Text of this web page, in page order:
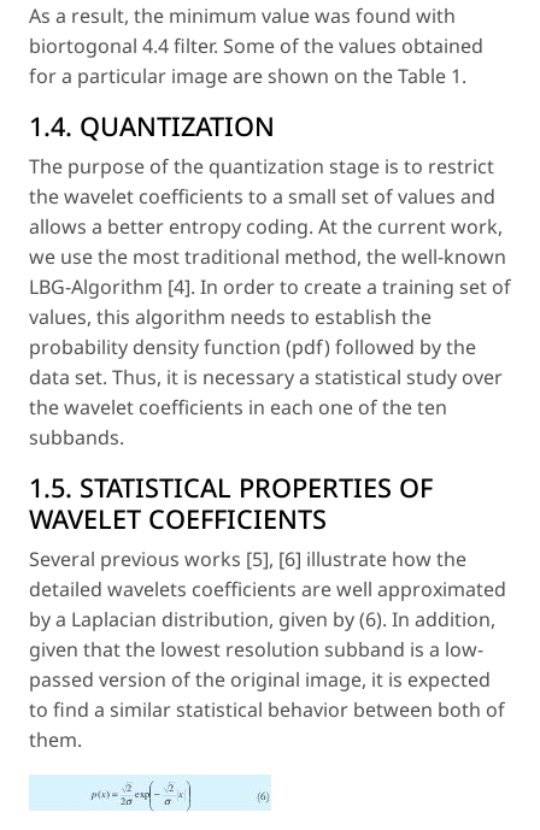
As a result, the minimum value was found with
biortogonal 4.4 filter. Some of the values obtained
for a particular image are shown on the Table 1.
1.4. QUANTIZATION
The purpose of the quantization stage is to restrict
the wavelet coefficients to a small set of values and
allows a better entropy coding. At the current work,
we use the most traditional method, the well-known
LBG-Algorithm [4]. In order to create a training set of
values, this algorithm needs to establish the
probability density function (pdf) followed by the
data set. Thus, it is necessary a statistical study over
the wavelet coefficients in each one of the ten
subbands.
1.5. STATISTICAL PROPERTIES OF
WAVELET COEFFICIENTS
Several previous works [5], [6] illustrate how the
detailed wavelets coefficients are well approximated
by a Laplacian distribution, given by (6). In addition,
given that the lowest resolution subband is a low-
passed version of the original image, it is expected
to find a similar statistical behavior between both of
them.